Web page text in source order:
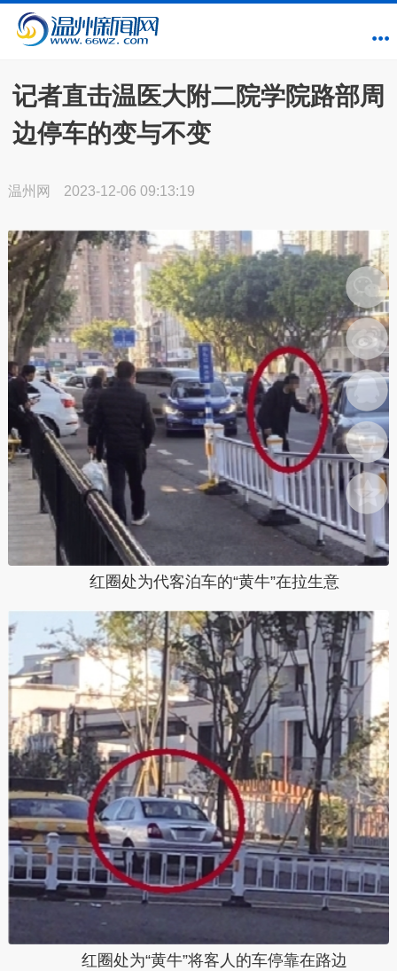
记者直击温医大附二院学院路部周
边停车的变与不变
温州网 2023-12-06 09:13:19
红圈处为代客泊车的“黄牛”在拉生意
红圈处为“黄牛”将客人的车停靠在路边